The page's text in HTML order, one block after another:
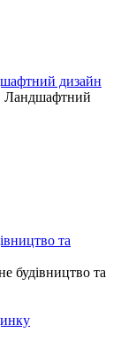
дизайн
Ландшафтний
та
будівництво та